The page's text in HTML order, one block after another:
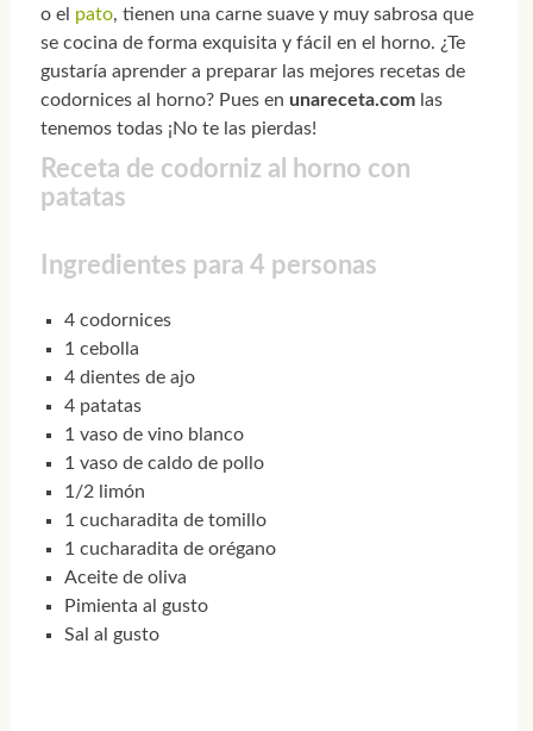
o el pato, tienen una carne suave y muy sabrosa que
se cocina de forma exquisita y fácil en el horno. ¿Te
gustaría aprender a preparar las mejores recetas de
codornices al horno? Pues en unareceta.comlas
tenemos todas ¡No te las pierdas!
Receta de codorniz al horno con
patatas
Ingredientes para 4 personas
4 codornices
1 cebolla
4 dientes de ajo
4 patatas
1 vaso de vino blanco
1 vaso de caldo de pollo
1/2 limón
1 cucharadita de tomillo
1 cucharadita de orégano
Aceite de oliva
Pimienta al gusto
Sal al gusto